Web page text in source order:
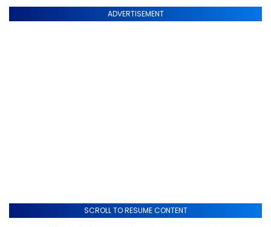
ADVERTISEMENT
SCROLL TO RESUME CONTENT